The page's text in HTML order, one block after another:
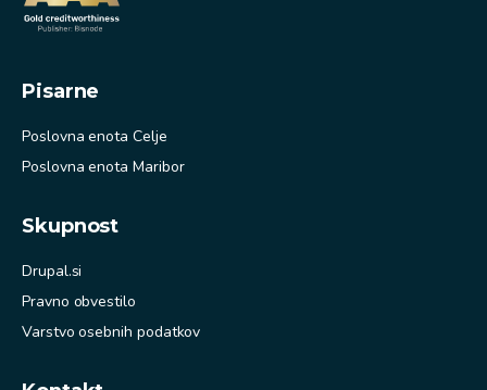
Pisarne
Poslovna enota Celje
Poslovna enota Maribor
Skupnost
Drupal.si
Pravno obvestilo
Varstvo osebnih podatkov